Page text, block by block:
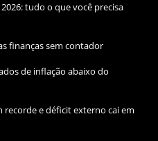
tudo o que você precisa
finanças sem contador
de inflação abaixo do
recorde e déficit externo cai em